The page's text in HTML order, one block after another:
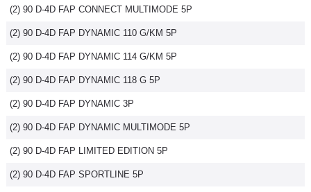
(2) 90 D-4D FAP CONNECT MULTIMODE 5P
(2) 90 D-4D FAP DYNAMIC 110 G/KM 5P
(2) 90 D-4D FAP DYNAMIC 114 G/KM 5P
(2) 90 D-4D FAP DYNAMIC 118 G 5P
(2) 90 D-4D FAP DYNAMIC 3P
(2) 90 D-4D FAP DYNAMIC MULTIMODE 5P
(2) 90 D-4D FAP LIMITED EDITION 5P
(2) 90 D-4D FAP SPORTLINE 5P